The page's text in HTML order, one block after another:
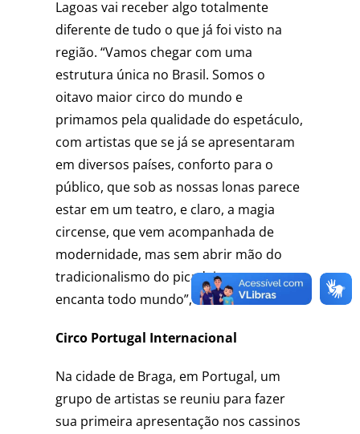
Lagoas vai receber algo totalmente
diferente de tudo o que já foi visto na
região. “Vamos chegar com uma
estrutura única no Brasil. Somos o
oitavo maior circo do mundo e
primamos pela qualidade do espetáculo,
com artistas que se já se apresentaram
em diversos países, conforto para o
público, que sob as nossas lonas parece
estar em um teatro, e claro, a magia
circense, que vem acompanhada de
modernidade, mas sem abrir mão do
tradicionalismo do picadeiro que
encanta todo mundo”, destaca.
Circo Portugal Internacional
Na cidade de Braga, em Portugal, um
grupo de artistas se reuniu para fazer
sua primeira apresentação nos cassinos